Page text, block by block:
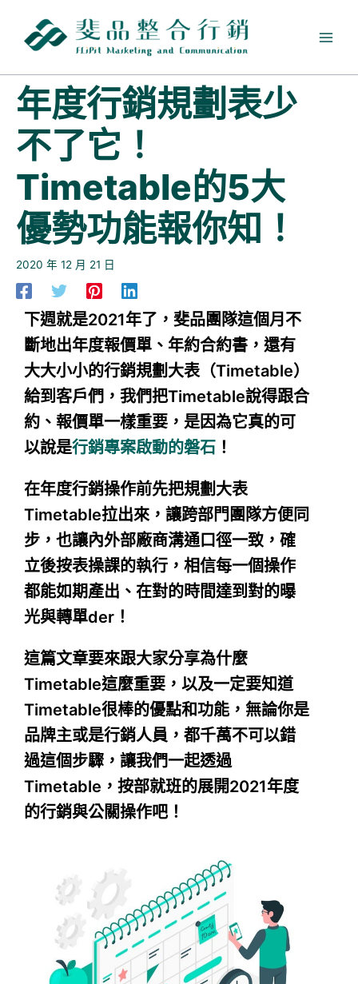
內
年度行銷規劃表少
不了它！
Timetable的5大
優勢功能報你知！
2020 年 12 月 21 日
下週就是2021年了，斐品團隊這個月不
斷地出年度報價單、年約合約書，還有
大大小小的行銷規劃大表（Timetable）
給到客戶們，我們把Timetable說得跟合
約、報價單一樣重要，是因為它真的可
以說是行銷專案啟動的磐石 ！
在年度行銷操作前先把規劃大表
Timetable拉出來，讓跨部門團隊方便同
步，也讓內外部廠商溝通口徑一致，確
立後按表操課的執行，相信每一個操作
都能如期產出、在對的時間達到對的曝
光與轉單der！
這篇文章要來跟大家分享為什麼
Timetable這麼重要，以及一定要知道
Timetable很棒的優點和功能，無論你是
品牌主或是行銷人員，都千萬不可以錯
過這個步驟，讓我們一起透過
Timetable，按部就班的展開2021年度
的行銷與公關操作吧！